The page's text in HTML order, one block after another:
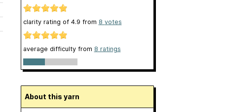
clarity rating of 4.9 from 8 votes
average difficulty from 8 ratings
About this yarn